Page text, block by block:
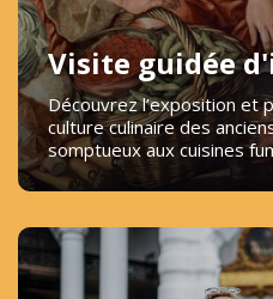
Visite guidée
Découvrez l’exposition et
culture culinaire des
somptueux aux cuisines